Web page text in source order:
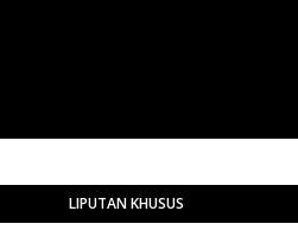
LIPUTAN KHUSUS